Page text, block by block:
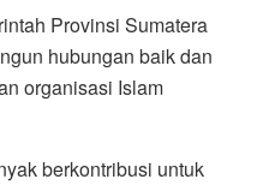
Provinsi Sumatera
hubungan baik dan
organisasi Islam
berkontribusi untuk